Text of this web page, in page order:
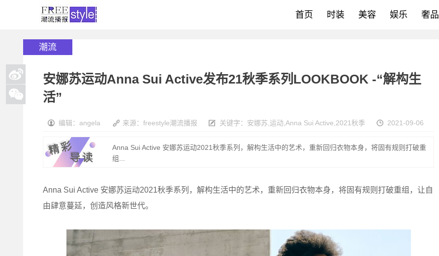
首页 时装 美容 娱乐 奢品
潮流
安娜苏运动Anna Sui Active发布21秋季系列LOOKBOOK -“解构生
活”
编辑：angela 来源：freestyle潮流播报 关键字： 安娜苏 运动 Anna Sui Active 2021秋季 2021-09-06
Anna Sui Active 安娜苏运动2021秋季系列，解构生活中的艺术，重新回归衣物本身，将固有规则打破重
组...
Anna Sui Active 安娜苏运动2021秋季系列，解构生活中的艺术，重新回归衣物本身，将固有规则打破重组，让自
由肆意蔓延，创造风格新世代。